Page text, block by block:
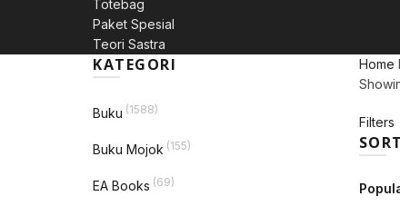
Totebag
Paket Spesial
Teori Sastra
Home
Filters
KATEGORI
Buku (1588)
Buku Mojok (155)
EA Books (69)